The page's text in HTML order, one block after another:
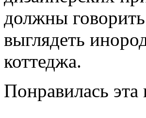
должны
выглядеть
коттеджа.
Понравилась